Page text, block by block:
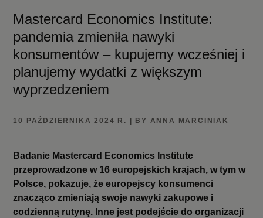
Mastercard Economics Institute:
pandemia zmieniła nawyki
konsumentów – kupujemy wcześniej i
planujemy wydatki z większym
wyprzedzeniem
10 PAŹDZIERNIKA 2024 R. | BY ANNA MARCINIAK
Badanie Mastercard Economics Institute
przeprowadzone w 16 europejskich krajach, w tym w
Polsce, pokazuje, że europejscy konsumenci
znacząco zmieniają swoje nawyki zakupowe i
codzienną rutynę. Inne jest podejście do organizacji